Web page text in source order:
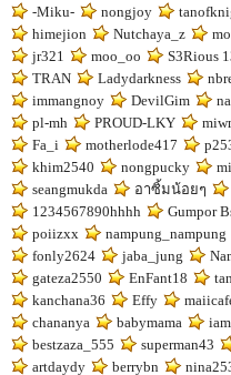
-Miku- nongjoy
himejion
Nutchaya_z
jr321
moo_oo S3Rious
TRAN
Ladydarkness
immangnoy
DevilGim
pl-mh
PROUD-LKY
Fa_i
motherlode417
khim2540
nongpucky
seangmukda
อาซิ้มน้อยๆ
1234567890hhhh
Gumpor
poiizxx
nampung_nampung
fonly2624
jaba_jung
gateza2550
EnFant18
kanchana36
Effy
chananya
babymama
bestzaza_555
superman43
artdaydy
berrybn